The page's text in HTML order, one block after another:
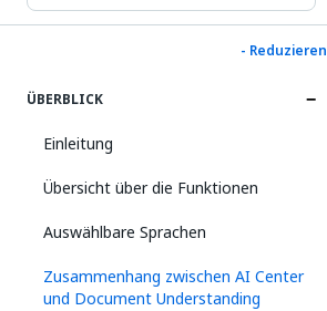
- Reduzieren
ÜBERBLICK
Einleitung
Übersicht über die Funktionen
Auswählbare Sprachen
Zusammenhang zwischen AI Center
und Document Understanding